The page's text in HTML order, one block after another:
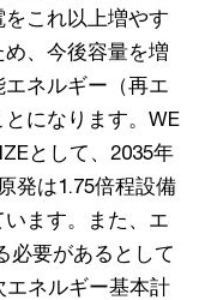
これ以上増やす
、今後容量を増
ネルギー（再エ
になります。WE
として、2035年
発は1.75倍程設備
ます。また、エ
必要があるとして
エネルギー基本計